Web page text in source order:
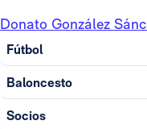
Donato González
Fútbol
Baloncesto
Socios